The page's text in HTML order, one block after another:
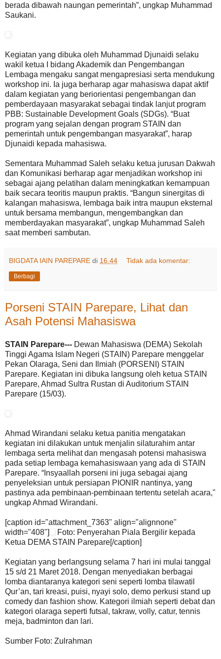
berada dibawah naungan pemerintah”, ungkap Muhammad
Saukani.
Kegiatan yang dibuka oleh Muhammad Djunaidi selaku
wakil ketua I bidang Akademik dan Pengembangan
Lembaga mengaku sangat mengapresiasi serta mendukung
workshop ini. Ia juga berharap agar mahasiswa dapat aktif
dalam kegiatan yang beriorientasi pengembangan dan
pemberdayaan masyarakat sebagai tindak lanjut program
PBB: Sustainable Development Goals (SDGs). “Buat
program yang sejalan dengan program STAIN dan
pemerintah untuk pengembangan masyarakat”, harap
Djunaidi kepada mahasiswa.
Sementara Muhammad Saleh selaku ketua jurusan Dakwah
dan Komunikasi berharap agar menjadikan workshop ini
sebagai ajang pelatihan dalam meningkatkan kemampuan
baik secara teoritis maupun praktis. “Bangun sinergitas di
kalangan mahasiswa, lembaga baik intra maupun eksternal
untuk bersama membangun, mengembangkan dan
memberdayakan masyarakat”, ungkap Muhammad Saleh
saat memberi sambutan.
BIGDATA IAIN PAREPARE di 16.44 Tidak ada komentar:
Berbagi
Porseni STAIN Parepare, Lihat dan
Asah Potensi Mahasiswa
STAIN Parepare--- Dewan Mahasiswa (DEMA) Sekolah
Tinggi Agama Islam Negeri (STAIN) Parepare menggelar
Pekan Olaraga, Seni dan Ilmiah (PORSENI) STAIN
Parepare. Kegiatan ini dibuka langsung oleh ketua STAIN
Parepare, Ahmad Sultra Rustan di Auditorium STAIN
Parepare (15/03).
Ahmad Wirandani selaku ketua panitia mengatakan
kegiatan ini dilakukan untuk menjalin silaturahim antar
lembaga serta melihat dan mengasah potensi mahasiswa
pada setiap lembaga kemahasiswaan yang ada di STAIN
Parepare. “Insyaallah porseni ini juga sebagai ajang
penyeleksian untuk persiapan PIONIR nantinya, yang
pastinya ada pembinaan-pembinaan tertentu setelah acara,"
ungkap Ahmad Wirandani.
[caption id="attachment_7363" align="alignnone"
width="408"]
Foto: Penyerahan Piala Bergilir kepada
Ketua DEMA STAIN Parepare[/caption]
Kegiatan yang berlangsung selama 7 hari ini mulai tanggal
15 s/d 21 Maret 2018. Dengan menyediakan berbagai
lomba diantaranya kategori seni seperti lomba tilawatil
Qur’an, tari kreasi, puisi, nyayi solo, demo perkusi stand up
comedy dan fashion show. Kategori ilmiah seperti debat dan
kategori olaraga seperti futsal, takraw, volly, catur, tennis
meja, badminton dan lari.
Sumber Foto: Zulrahman